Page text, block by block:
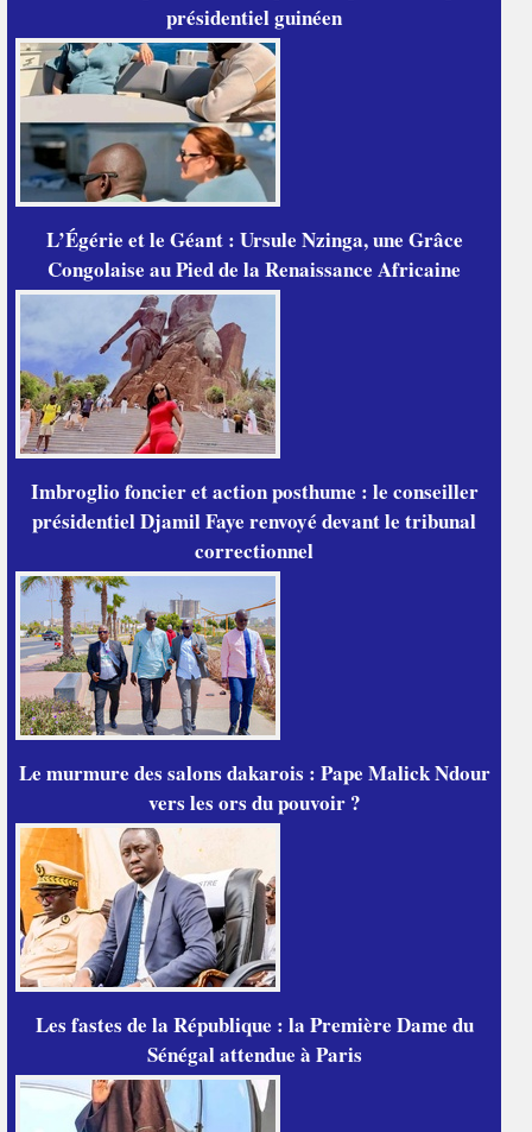
présidentiel guinéen
L’Égérie et le Géant : Ursule Nzinga, une Grâce
Congolaise au Pied de la Renaissance Africaine
Imbroglio foncier et action posthume : le conseiller
présidentiel Djamil Faye renvoyé devant le tribunal
correctionnel
Le murmure des salons dakarois : Pape Malick Ndour
vers les ors du pouvoir ?
Les fastes de la République : la Première Dame du
Sénégal attendue à Paris